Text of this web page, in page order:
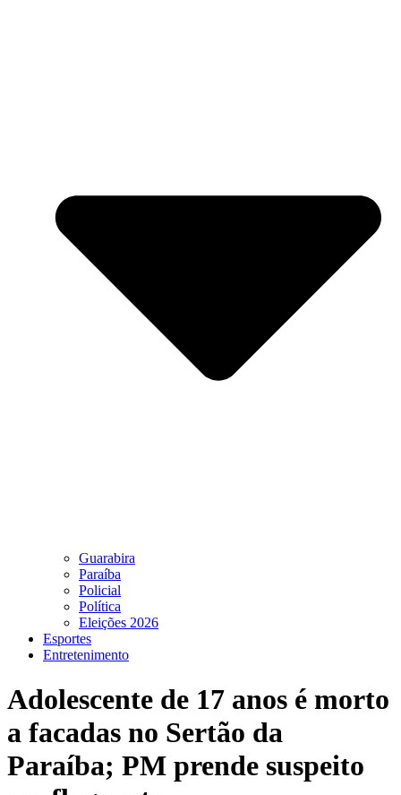
Guarabira
Paraíba
Policial
Política
Eleições 2026
Esportes
Entretenimento
Adolescente de 17 anos é morto
a facadas no Sertão da
Paraíba; PM prende suspeito